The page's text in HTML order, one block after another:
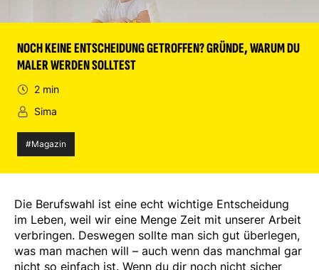
NOCH KEINE ENTSCHEIDUNG GETROFFEN? GRÜNDE, WARUM DU
MALER WERDEN SOLLTEST
2 min
Sima
#Magazin
Die Berufswahl ist eine echt wichtige Entscheidung
im Leben, weil wir eine Menge Zeit mit unserer Arbeit
verbringen. Deswegen sollte man sich gut überlegen,
was man machen will – auch wenn das manchmal gar
nicht so einfach ist. Wenn du dir noch nicht sicher